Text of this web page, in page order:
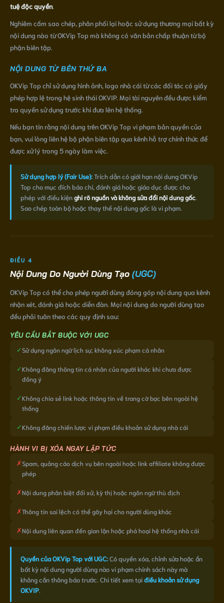
tuệ độc quyền.
Nghiêm cấm sao chép, phân phối lại hoặc sử dụng thương mại bất kỳ
nội dung nào từ OKVip Top mà không có văn bản chấp thuận từ bộ
phận biên tập.
NỘI DUNG TỪ BÊN THỨ BA
OKVip Top chỉ sử dụng hình ảnh, logo nhà cái từ các đối tác có giấy
phép hợp lệ trong hệ sinh thái OKVIP. Mọi tài nguyên đều được kiểm
tra quyền sử dụng trước khi đưa lên hệ thống.
Nếu bạn tin rằng nội dung trên OKVip Top vi phạm bản quyền của
bạn, vui lòng liên hệ bộ phận biên tập qua kênh hỗ trợ chính thức để
được xử lý trong 5 ngày làm việc.
Sử dụng hợp lý (Fair Use):Trích dẫn có giới hạn nội dung OKVip
Top cho mục đích báo chí, đánh giá hoặc giáo dục được cho
phép với điều kiệnghi rõ nguồn và không sửa đổi nội dung gốc.
Sao chép toàn bộ hoặc thay thế nội dung gốc là vi phạm.
ĐIỀU 4
Nội Dung Do Người Dùng Tạo (UGC)
OKVip Top có thể cho phép người dùng đóng góp nội dung qua kênh
nhận xét, đánh giá hoặc diễn đàn. Mọi nội dung do người dùng tạo
đều phải tuân theo các quy định sau:
YÊU CẦU BẮT BUỘC VỚI UGC
✓Sử dụng ngôn ngữ lịch sự, không xúc phạm cá nhân
✓Không đăng thông tin cá nhân của người khác khi chưa được
đồng ý
✓Không chia sẻ link hoặc thông tin về trang cờ bạc bên ngoài hệ
thống
✓Không đăng chiến lược vi phạm điều khoản sử dụng nhà cái
HÀNH VI BỊ XÓA NGAY LẬP TỨC
✗Spam, quảng cáo dịch vụ bên ngoài hoặc link affiliate không được
phép
✗Nội dung phân biệt đối xử, kỳ thị hoặc ngôn ngữ thù địch
✗Thông tin sai lệch có thể gây hại cho người dùng khác
✗Nội dung liên quan đến gian lận hoặc phá hoại hệ thống nhà cái
Quyền của OKVip Top với UGC:Có quyền xóa, chỉnh sửa hoặc ẩn
bất kỳ nội dung người dùng nào vi phạm chính sách này mà
không cần thông báo trước. Chi tiết xem tạiđiều khoản sử dụng
OKVIP.